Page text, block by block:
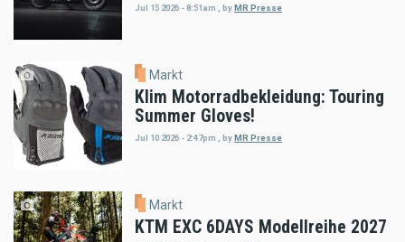
Jul 15 2026 - 8:51am , byMR Presse
Markt
Klim Motorradbekleidung: Touring
Summer Gloves!
Jul 10 2026 - 2:47pm byMR Presse
Markt
KTM EXC 6DAYS Modellreihe 2027